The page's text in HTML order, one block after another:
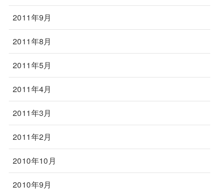
2011年9月
2011年8月
2011年5月
2011年4月
2011年3月
2011年2月
2010年10月
2010年9月